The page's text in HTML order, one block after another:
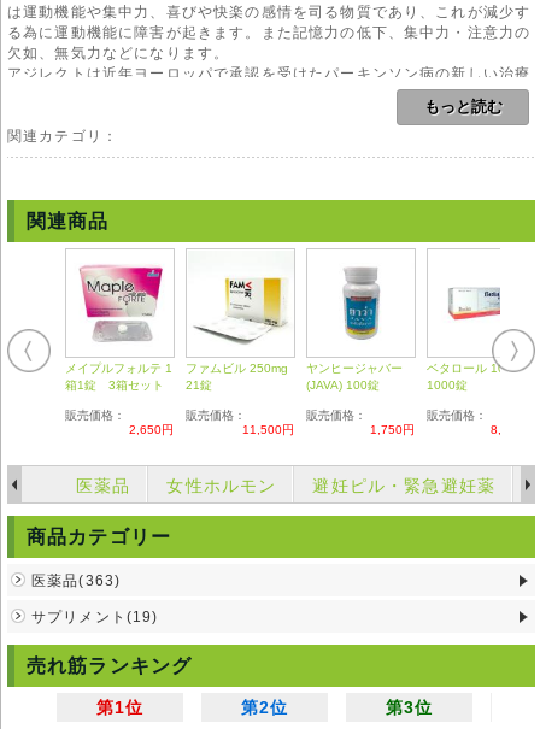
は運動機能や集中力、喜びや快楽の感情を司る物質であり、これが減少す
る為に運動機能に障害が起きます。また記憶力の低下、集中力・注意力の
欠如、無気力などになります。
アジレクトは近年ヨーロッパで承認を受けたパーキンソン病の新しい治療
薬です。本剤の効果は主に、脳内で見られるドーパミンの破壊を予防する
ことにあります。パーキンソン病の進行を抑制することが可能となりまし
た。単独で内服、またはレボドバなどの治療薬と同時併用することで、初
期から末期を通しての連用が可能となりました。
す。
本剤は安全性が非常に高いことでも知られています。パーキンソン病治療
ありますが、本剤の場合は非アンフェタミン化合物に変換されます。
本剤には神経保護作用が認められており、パーキンソン病から認知症への
進行を予防する効果が期待されています。
パーキンソン病は未だ根本治療が確立されていない疾病であり、治療は本
剤のようなお薬を用いることで症状の進行を遅延させることとなります。
内服は医師の指示を厳守して下さい。自己判断で増量や断薬をすることは
本剤のご使用にあたりましては、医師や薬剤師の管理・指導の下で適切な
使用をお願い致します。
副作用
頭痛、関節や首の痛み、悪心、嘔吐、胃の痛み、下痢、便秘、発熱、発
す。
注意事項
・次の方は本剤を内服できません。
【本剤や本剤の成分に対し過敏症の既往歴がある方】【妊婦または妊娠の
可能性のある方】【授乳中の方】
・次の方は事前に医師にお知らせください。
もっと読む
関連カテゴリ：
関連商品
メイプルフォルテ 1
箱1錠 3箱セット
販売価格：
2,650円
ファムビル 250mg
21錠
販売価格：
11,500円
ヤンヒージャバー
(JAVA) 100錠
販売価格：
1,750円
ベタロール 10mg
1000錠
販売価格：
8,210円
医薬品 女性ホルモン 避妊ピル・緊急避妊薬
商品カテゴリー
医薬品(363)
サプリメント(19)
売れ筋ランキング
第1位 第2位 第3位